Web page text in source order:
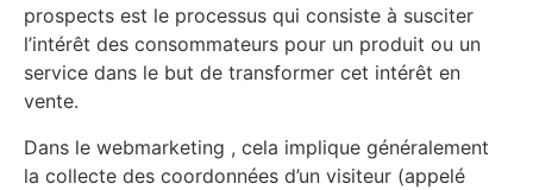
prospects est le processus qui consiste à susciter
l’intérêt des consommateurs pour un produit ou un
service dans le but de transformer cet intérêt en
vente.
Dans le webmarketing , cela implique généralement
la collecte des coordonnées d’un visiteur (appelé